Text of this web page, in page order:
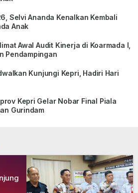
Selvi Ananda Kenalkan Kembali
Anak
Awal Audit Kinerja di Koarmada I,
Pendampingan
Kunjungi Kepri, Hadiri Hari
Kepri Gelar Nobar Final Piala
Gurindam